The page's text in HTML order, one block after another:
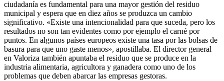
ciudadanía es fundamental para una mayor gestión del residuo
municipal y espera que en diez años se produzca un cambio
significativo. «Existe una intencionalidad para que suceda, pero los
resultados no son tan evidentes como por ejemplo el carné por
puntos. En algunos países europeos existe una tasa por las bolsas de
basura para que uno gaste menos», apostillaba. El director general
en Valoriza también apuntaba el residuo que se produce en la
industria alimentaria, agricultora y ganadera como uno de los
problemas que deben abarcar las empresas gestoras.